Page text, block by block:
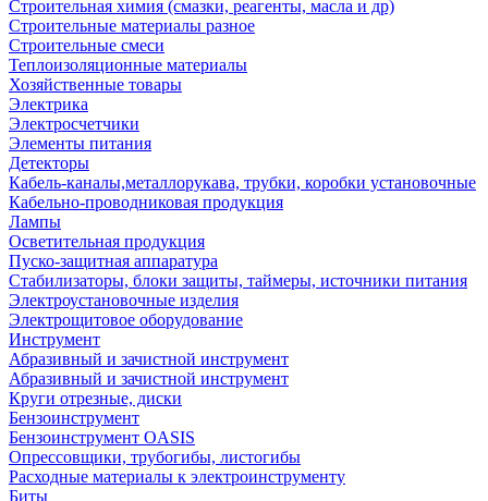
Строительная химия (смазки, реагенты, масла и др)
Строительные материалы разное
Строительные смеси
Теплоизоляционные материалы
Хозяйственные товары
Электрика
Электросчетчики
Элементы питания
Детекторы
Кабель-каналы,металлорукава, трубки, коробки установочные
Кабельно-проводниковая продукция
Лампы
Осветительная продукция
Пуско-защитная аппаратура
Стабилизаторы, блоки защиты, таймеры, источники питания
Электроустановочные изделия
Электрощитовое оборудование
Инструмент
Абразивный и зачистной инструмент
Абразивный и зачистной инструмент
Круги отрезные, диски
Бензоинструмент
Бензоинструмент OASIS
Опрессовщики, трубогибы, листогибы
Расходные материалы к электроинструменту
Биты